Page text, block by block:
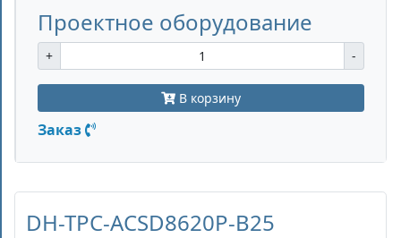
Проектное оборудование
+ -
В корзину
Заказ
DH-TPC-ACSD8620P-B25